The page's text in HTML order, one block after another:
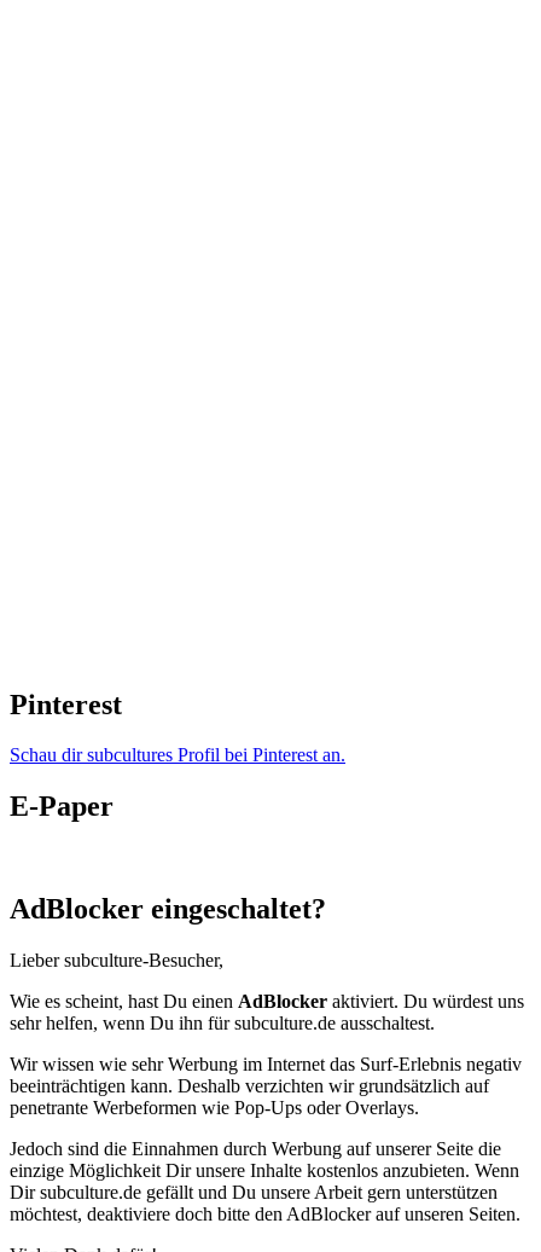
Pinterest
Schau dir subcultures Profil bei Pinterest an.
E-Paper
AdBlocker eingeschaltet?
Lieber subculture-Besucher,
Wie es scheint, hast Du einen AdBlocker aktiviert. Du würdest uns
sehr helfen, wenn Du ihn für subculture.de ausschaltest.
Wir wissen wie sehr Werbung im Internet das Surf-Erlebnis negativ
beeinträchtigen kann. Deshalb verzichten wir grundsätzlich auf
penetrante Werbeformen wie Pop-Ups oder Overlays.
Jedoch sind die Einnahmen durch Werbung auf unserer Seite die
einzige Möglichkeit Dir unsere Inhalte kostenlos anzubieten. Wenn
Dir subculture.de gefällt und Du unsere Arbeit gern unterstützen
möchtest, deaktiviere doch bitte den AdBlocker auf unseren Seiten.